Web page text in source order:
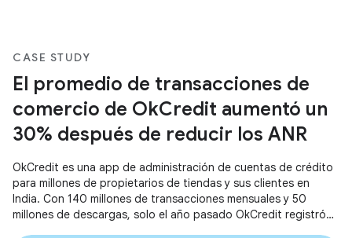
CASE STUDY
El promedio de transacciones de
comercio de OkCredit aumentó un
30% después de reducir los ANR
OkCredit es una app de administración de cuentas de crédito
para millones de propietarios de tiendas y sus clientes en
India. Con 140 millones de transacciones mensuales y 50
millones de descargas, solo el año pasado OkCredit registró